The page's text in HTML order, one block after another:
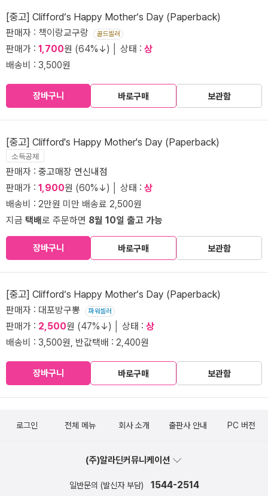
[중고] Clifford‘s Happy Mother‘s Day (Paperback)
판매자 : 책이랑교구랑 골드셀러
판매가 : 1,700원 (64%↓) │ 상태 : 상
배송비 : 3,500원
장바구니 바로구매 보관함
[중고] Clifford's Happy Mother's Day (Paperback)
소득공제
판매자 : 중고매장 연신내점
판매가 : 1,900원 (60%↓) │ 상태 : 상
배송비 : 2만원 미만 배송료 2,500원
지금 택배로 주문하면 8월 10일 출고 가능
장바구니 바로구매 보관함
[중고] Clifford‘s Happy Mother‘s Day (Paperback)
판매자 : 대포방구뽕 파워셀러
판매가 : 2,500원 (47%↓) │ 상태 : 상
배송비 : 3,500원, 반값택배 : 2,400원
장바구니 바로구매 보관함
로그인 전체 메뉴 회사 소개 출판사 안내 PC 버전
(주)알라딘커뮤니케이션
일반문의 (발신자 부담) 1544-2514